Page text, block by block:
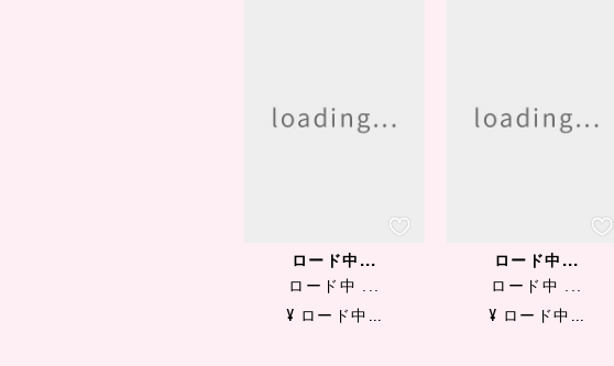
ロード中...
ロード中 ...
¥ ロード中...
ロード中...
ロード中 ...
¥ ロード中...